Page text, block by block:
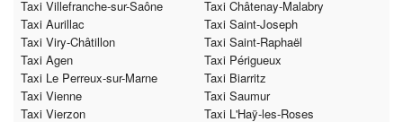
Taxi Villefranche-sur-Saône
Taxi Châtenay-Malabry
Taxi Aurillac
Taxi Saint-Joseph
Taxi Viry-Châtillon
Taxi Saint-Raphaël
Taxi Agen
Taxi Périgueux
Taxi Le Perreux-sur-Marne
Taxi Biarritz
Taxi Vienne
Taxi Saumur
Taxi Vierzon
Taxi L'Haÿ-les-Roses